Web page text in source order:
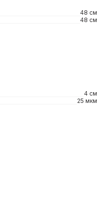
48 см
48 см
4 см
25 мкм